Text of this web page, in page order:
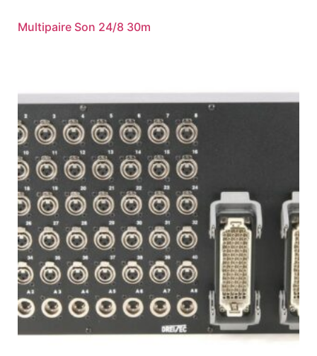
Multipaire Son 24/8 30m